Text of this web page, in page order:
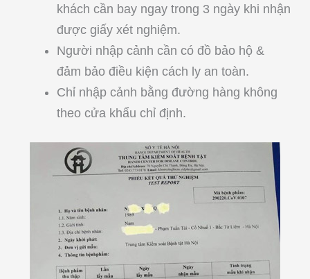
khách cần bay ngay trong 3 ngày khi nhận
được giấy xét nghiệm.
Người nhập cảnh cần có đồ bảo hộ &
đảm bảo điều kiện cách ly an toàn.
Chỉ nhập cảnh bằng đường hàng không
theo cửa khẩu chỉ định.